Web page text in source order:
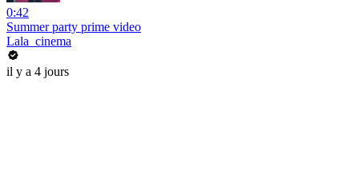
0:42
Summer party prime video
Lala_cinema
il y a 4 jours